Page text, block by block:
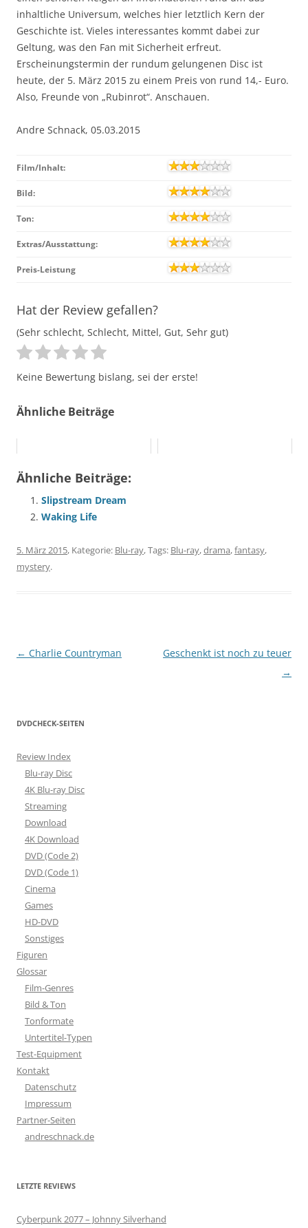
inhaltliche Universum, welches hier letztlich Kern der
Geschichte ist. Vieles interessantes kommt dabei zur
Geltung, was den Fan mit Sicherheit erfreut.
Erscheinungstermin der rundum gelungenen Disc ist
heute, der 5. März 2015 zu einem Preis von rund 14,- Euro.
Also, Freunde von „Rubinrot“. Anschauen.
Andre Schnack, 05.03.2015
Film/Inhalt:
Bild:
Ton:
Extras/Ausstattung:
Preis-Leistung
Hat der Review gefallen?
(Sehr schlecht, Schlecht, Mittel, Gut, Sehr gut)
Keine Bewertung bislang, sei der erste!
Ähnliche Beiträge
Ähnliche Beiträge:
Slipstream Dream
Waking Life
5. März 2015, Kategorie: Blu-ray, Tags: Blu-ray,drama,fantasy,
mystery.
Beitragsnavigation
← Charlie Countryman
Geschenkt ist noch zu teuer
→
DVDCHECK-SEITEN
Review Index
Blu-ray Disc
4K Blu-ray Disc
Streaming
Download
4K Download
DVD (Code 2)
DVD (Code 1)
Cinema
Games
HD-DVD
Sonstiges
Figuren
Glossar
Film-Genres
Bild & Ton
Tonformate
Untertitel-Typen
Test-Equipment
Kontakt
Datenschutz
Impressum
Partner-Seiten
andreschnack.de
LETZTE REVIEWS
Cyberpunk 2077 – Johnny Silverhand